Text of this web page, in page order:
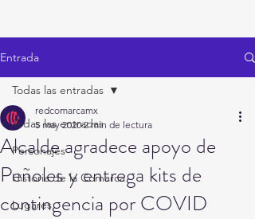
Entrada
Todas las entradas
Personajes
Historia de la Comarca
Lugares
Todas las entradas
Alcalde agradece apoyo de
Peñoles y entrega kits de
contingencia por COVID
redcomarcamx
5 may 2020 2 min de lectura